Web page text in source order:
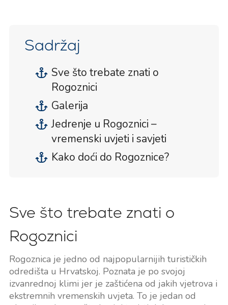
Sadržaj
Sve što trebate znati o
Rogoznici
Galerija
Jedrenje u Rogoznici –
vremenski uvjeti i savjeti
Kako doći do Rogoznice?
Sve što trebate znati o
Rogoznici
Rogoznica je jedno od najpopularnijih turističkih
odredišta u Hrvatskoj. Poznata je po svojoj
izvanrednoj klimi jer je zaštićena od jakih vjetrova i
ekstremnih vremenskih uvjeta. To je jedan od